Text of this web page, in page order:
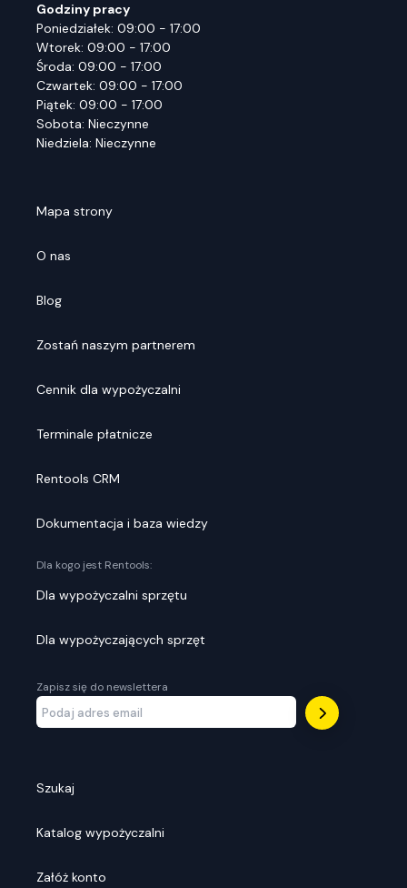
Godziny pracy
Poniedziałek: 09:00 - 17:00
Wtorek: 09:00 - 17:00
Środa: 09:00 - 17:00
Czwartek: 09:00 - 17:00
Piątek: 09:00 - 17:00
Sobota: Nieczynne
Niedziela: Nieczynne
Mapa strony
O nas
Blog
Zostań naszym partnerem
Cennik dla wypożyczalni
Terminale płatnicze
Rentools CRM
Dokumentacja i baza wiedzy
Dla kogo jest Rentools:
Dla wypożyczalni sprzętu
Dla wypożyczających sprzęt
Zapisz się do newslettera
Szukaj
Katalog wypożyczalni
Załóż konto